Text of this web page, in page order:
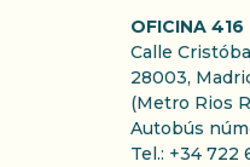
OFICINA 416
Calle
28003,
(Metro Rios
Autobús
Tel.: +34 722